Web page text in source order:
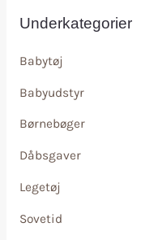
Underkategorier
Babytøj
Babyudstyr
Børnebøger
Dåbsgaver
Legetøj
Sovetid